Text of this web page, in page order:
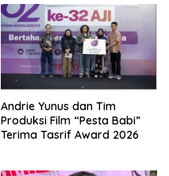
Andrie Yunus dan Tim
Produksi Film “Pesta Babi”
Terima Tasrif Award 2026